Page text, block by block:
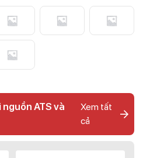
ATS và
Xem tất
cả